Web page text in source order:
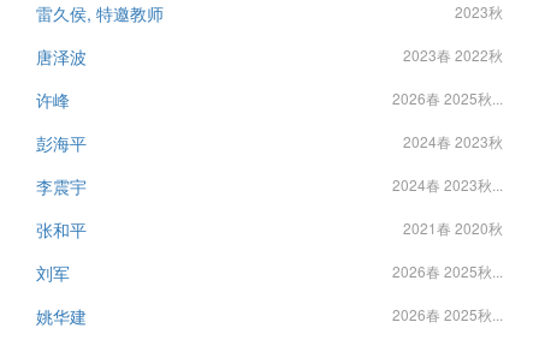
雷久侯, 特邀教师 2023秋
唐泽波 2023春 2022秋
许峰 2026春 2025秋...
彭海平 2024春 2023秋
李震宇 2024春 2023秋...
张和平 2021春 2020秋
刘军 2026春 2025秋...
姚华建 2026春 2025秋...